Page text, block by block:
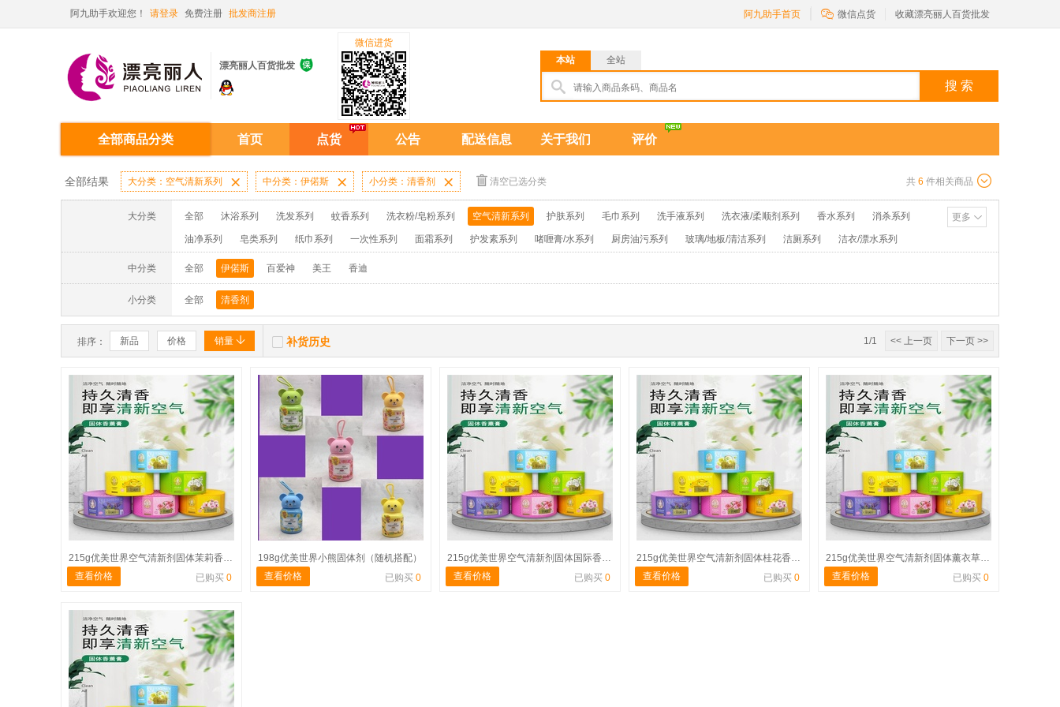
阿九助手欢迎您！ 请登录 免费注册 批发商注册 阿九助手首页  微信点货 收藏漂亮丽人百货批发
漂亮丽人百货批发 
微信进货
本站
全站
搜 索
全部商品分类 首页 点货 公告 配送信息 关于我们 评价
全部结果 大分类：空气清新系列  中分类：伊偌斯  小分类：清香剂  清空已选分类 共 6 件相关商品
大分类 全部 沐浴系列 洗发系列 蚊香系列 洗衣粉/皂粉系列 空气清新系列 护肤系列 毛巾系列 洗手液系列 洗衣液/柔顺剂系列 香水系列 消杀系列
油净系列 皂类系列 纸巾系列 一次性系列 面霜系列 护发素系列 啫喱膏/水系列 厨房油污系列 玻璃/地板/清洁系列 洁厕系列 洁衣/漂水系列
消毒液系列 洗面奶系列 面膜系列
蚊香液/蚊香片/器系列 洗洁精系列 保健品系列 雨伞系列家用帆布洗洁巾 吉列剃须刀 拖鞋
更多
中分类 全部 伊偌斯 百爱神 美王 香迪
小分类 全部 清香剂
排序： 新品 价格 销量   补货历史 1/1 << 上一页 下一页 >>
215g优美世界空气清新剂固体茉莉香型 蒸笼形
查看价格
已购买 0
198g优美世界小熊固体剂（随机搭配）
查看价格
已购买 0
215g优美世界空气清新剂固体国际香型 蒸笼形
查看价格
已购买 0
215g优美世界空气清新剂固体桂花香型 蒸笼形
查看价格
已购买 0
215g优美世界空气清新剂固体薰衣草香型 蒸笼形
查看价格
已购买 0